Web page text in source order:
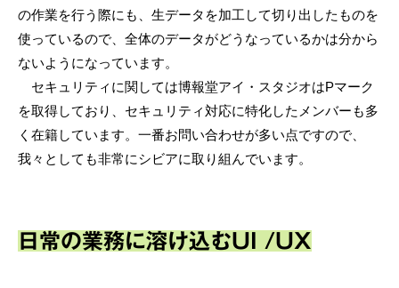
の作業を行う際にも、生データを加工して切り出したものを
使っているので、全体のデータがどうなっているかは分から
ないようになっています。
セキュリティに関しては博報堂アイ・スタジオはPマーク
を取得しており、セキュリティ対応に特化したメンバーも多
く在籍しています。一番お問い合わせが多い点ですので、
我々としても非常にシビアに取り組んでいます。
日常の業務に溶け込むUI /UX